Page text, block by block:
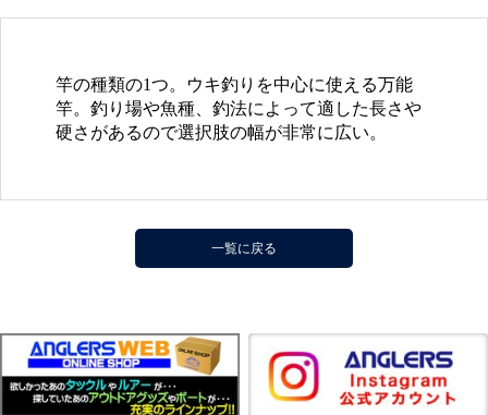
竿の種類の1つ。ウキ釣りを中心に使える万能
竿。釣り場や魚種、釣法によって適した長さや
硬さがあるので選択肢の幅が非常に広い。
一覧に戻る